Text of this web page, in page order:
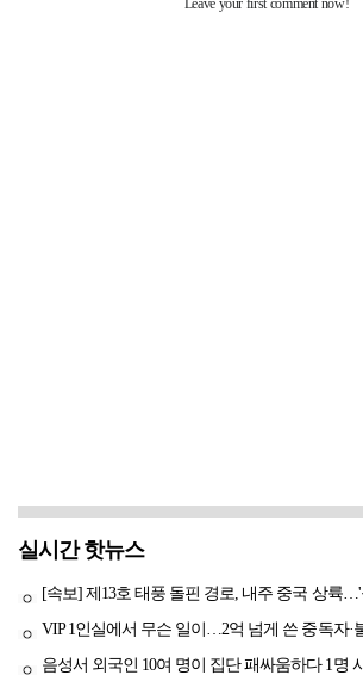
실시간 핫뉴스
[속보] 제13호 태풍 돌핀 경로, 내주 중국 상륙…'
VIP 1인실에서 무슨 일이…2억 넘게 쓴 중독자·
음성서 외국인 10여 명이 집단 패싸움하다 1명